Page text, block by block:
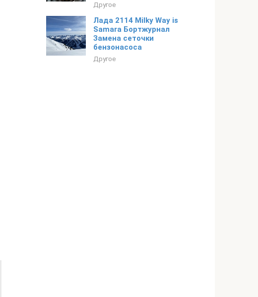
Другое
Лада 2114 Milky Way is
Samara Бортжурнал
Замена сеточки
бензонасоса
Другое